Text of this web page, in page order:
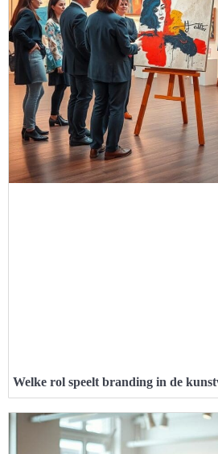
Welke rol speelt branding in de